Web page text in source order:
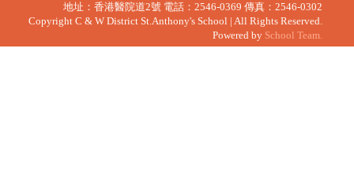
地址：香港醫院道2號 電話：2546-0369 傳真：2546-0302
Copyright C & W District St.Anthony's School | All Rights Reserved.
Powered by School Team.